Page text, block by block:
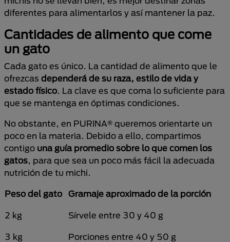
diferentes para alimentarlos y así mantener la paz.
Cantidades de alimento que come
un gato
Cada gato es único. La cantidad de alimento que le
ofrezcas dependerá de su raza, estilo de vida y
estado físico. La clave es que coma lo suficiente para
que se mantenga en óptimas condiciones.
No obstante, en PURINA® queremos orientarte un
poco en la materia. Debido a ello, compartimos
contigo una guía promedio sobre lo que comen los
gatos, para que sea un poco más fácil la adecuada
nutrición de tu michi.
Peso del gato Gramaje aproximado de la porción
2 kg Sírvele entre 30 y 40 g
3 kg Porciones entre 40 y 50 g